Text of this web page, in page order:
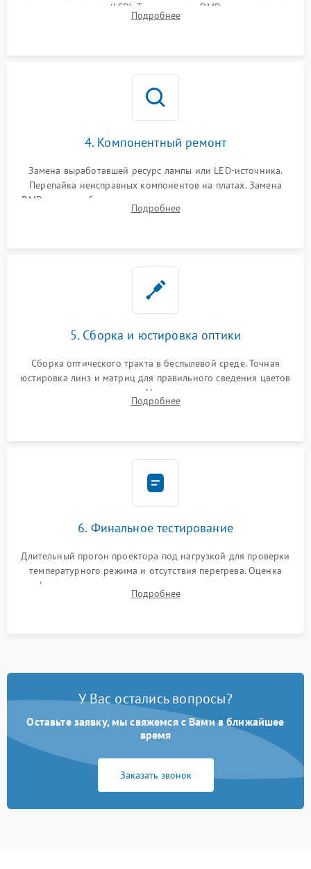
или поляризаторов (LCD). Тестирование DMD-чипа, датчиков
температуры и оптопар с помощью мультиметра и
Подробнее
4. Компонентный ремонт
Замена выработавшей ресурс лампы или LED-источника.
Перепайка неисправных компонентов на платах. Замена
DMD-чипа при битых пикселях, установка нового цветового
колеса или восстановление сгоревших поляризационных
Подробнее
5. Сборка и юстировка оптики
Сборка оптического тракта в беспылевой среде. Точная
юстировка линз и матриц для правильного сведения цветов
и устранения размытия. Надежное подключение всех
шлейфов, установка датчиков и закрытие корпуса
Подробнее
6. Финальное тестирование
Длительный прогон проектора под нагрузкой для проверки
температурного режима и отсутствия перегрева. Оценка
фокуса, контрастности и цветопередачи на тестовых
таблицах. Проверка работы всех видеовходов и кнопок
Подробнее
У Вас остались вопросы?
Оставьте заявку, мы свяжемся с Вами в ближайшее
время
Заказать звонок